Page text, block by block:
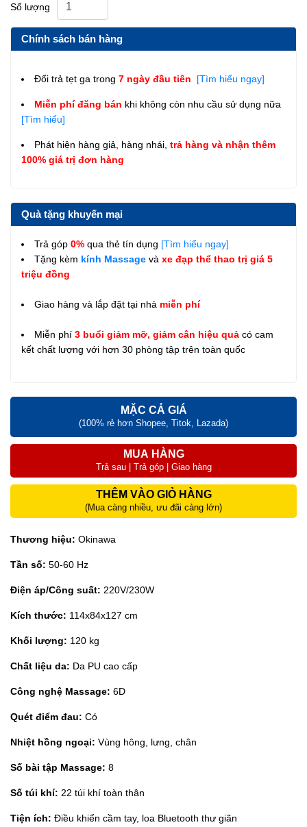
Số lượng
Chính sách bán hàng
Đổi trả tẹt ga trong 7 ngày đầu tiên [Tìm hiểu ngay]
Miễn phí đăng bán khi không còn nhu cầu sử dụng nữa
[Tìm hiểu]
Phát hiện hàng giả, hàng nhái, trả hàng và nhận thêm
100% giá trị đơn hàng
Quà tặng khuyến mại
Trả góp 0% qua thẻ tín dụng [Tìm hiểu ngay]
Tặng kèm kính Massage và xe đạp thể thao trị giá 5
triệu đồng
Giao hàng và lắp đặt tại nhà miễn phí
Miễn phí 3 buổi giảm mỡ, giảm cân hiệu quả có cam
kết chất lượng với hơn 30 phòng tập trên toàn quốc
MẶC CẢ GIÁ
(100% rẻ hơn Shopee, Titok, Lazada)
MUA HÀNG
Trả sau | Trả góp | Giao hàng
THÊM VÀO GIỎ HÀNG
(Mua càng nhiều, ưu đãi càng lớn)
Thương hiệu: Okinawa
Tần số: 50-60 Hz
Điện áp/Công suất: 220V/230W
Kích thước: 114x84x127 cm
Khối lượng: 120 kg
Chất liệu da: Da PU cao cấp
Công nghệ Massage: 6D
Quét điểm đau: Có
Nhiệt hồng ngoại: Vùng hông, lưng, chân
Số bài tập Massage: 8
Số túi khí: 22 túi khí toàn thân
Tiện ích: Điều khiển cầm tay, loa Bluetooth thư giãn